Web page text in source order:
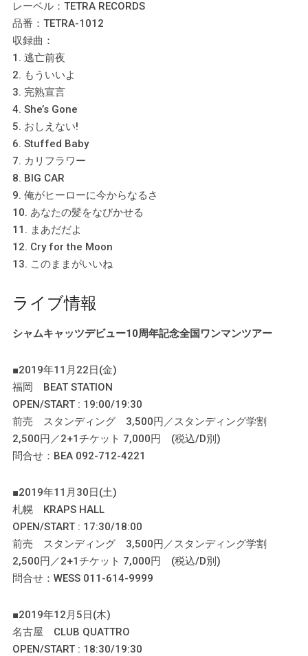
レーベル：TETRA RECORDS
品番：TETRA-1012
収録曲：
1. 逃亡前夜
2. もういいよ
3. 完熟宣言
4. She’s Gone
5. おしえない!
6. Stuffed Baby
7. カリフラワー
8. BIG CAR
9. 俺がヒーローに今からなるさ
10. あなたの髪をなびかせる
11. まあだだよ
12. Cry for the Moon
13. このままがいいね
ライブ情報
シャムキャッツデビュー10周年記念全国ワンマンツアー
■2019年11月22日(金)
福岡 BEAT STATION
OPEN/START : 19:00/19:30
前売 スタンディング 3,500円／スタンディング学割
2,500円／2+1チケット 7,000円 (税込/D別)
問合せ：BEA 092-712-4221
■2019年11月30日(土)
札幌 KRAPS HALL
OPEN/START : 17:30/18:00
前売 スタンディング 3,500円／スタンディング学割
2,500円／2+1チケット 7,000円 (税込/D別)
問合せ：WESS 011-614-9999
■2019年12月5日(木)
名古屋 CLUB QUATTRO
OPEN/START : 18:30/19:30